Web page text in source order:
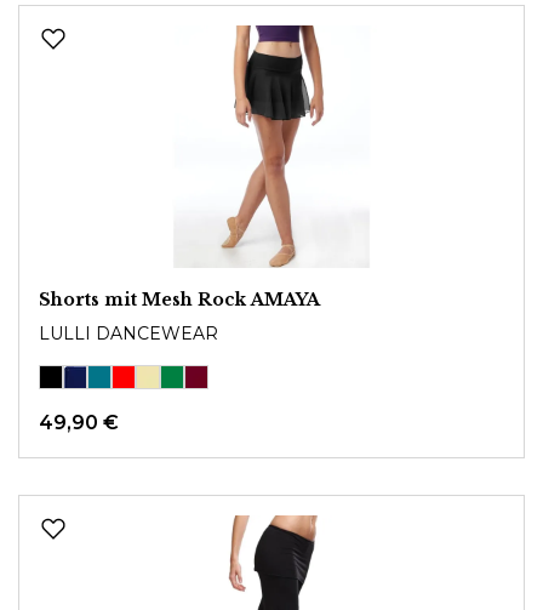
Shorts mit Mesh Rock AMAYA
LULLI DANCEWEAR
49,90 €